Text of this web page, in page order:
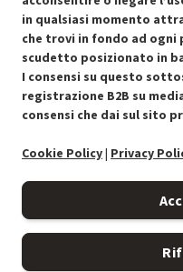
Condizioni generali di
in qualsiasi momento
che trovi in fondo ad
scudetto posizionato in
I consensi su questo
registrazione B2B su
consensi che dai sul sito
Cookie Policy| Privacy